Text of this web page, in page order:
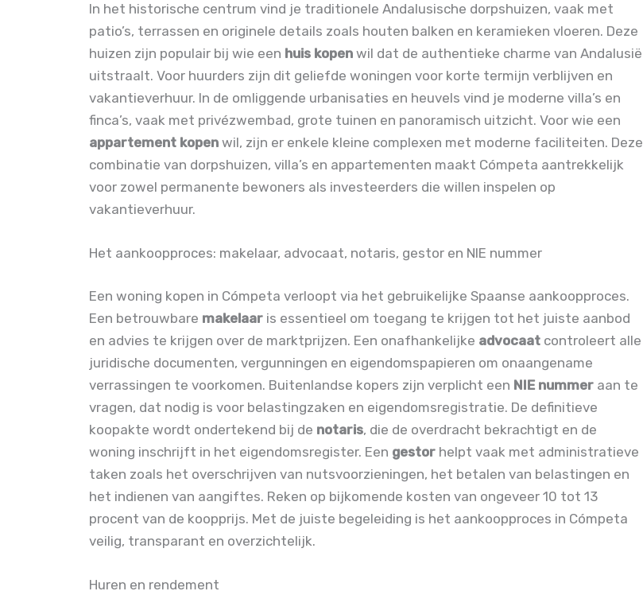
In het historische centrum vind je traditionele Andalusische dorpshuizen, vaak met
patio’s, terrassen en originele details zoals houten balken en keramieken vloeren. Deze
huizen zijn populair bij wie een huis kopen wil dat de authentieke charme van Andalusië
uitstraalt. Voor huurders zijn dit geliefde woningen voor korte termijn verblijven en
vakantieverhuur. In de omliggende urbanisaties en heuvels vind je moderne villa’s en
finca’s, vaak met privézwembad, grote tuinen en panoramisch uitzicht. Voor wie een
appartement kopen wil, zijn er enkele kleine complexen met moderne faciliteiten. Deze
combinatie van dorpshuizen, villa’s en appartementen maakt Cómpeta aantrekkelijk
voor zowel permanente bewoners als investeerders die willen inspelen op
vakantieverhuur.
Het aankoopproces: makelaar, advocaat, notaris, gestor en NIE nummer
Een woning kopen in Cómpeta verloopt via het gebruikelijke Spaanse aankoopproces.
Een betrouwbare makelaar is essentieel om toegang te krijgen tot het juiste aanbod
en advies te krijgen over de marktprijzen. Een onafhankelijke advocaat controleert alle
juridische documenten, vergunningen en eigendomspapieren om onaangename
verrassingen te voorkomen. Buitenlandse kopers zijn verplicht een NIE nummer aan te
vragen, dat nodig is voor belastingzaken en eigendomsregistratie. De definitieve
koopakte wordt ondertekend bij de notaris, die de overdracht bekrachtigt en de
woning inschrijft in het eigendomsregister. Een gestor helpt vaak met administratieve
taken zoals het overschrijven van nutsvoorzieningen, het betalen van belastingen en
het indienen van aangiftes. Reken op bijkomende kosten van ongeveer 10 tot 13
procent van de koopprijs. Met de juiste begeleiding is het aankoopproces in Cómpeta
veilig, transparant en overzichtelijk.
Huren en rendement